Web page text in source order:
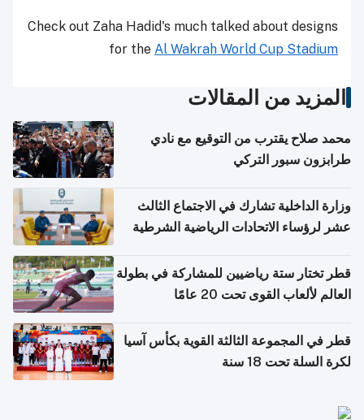
Check out Zaha Hadid's much talked about designs
for the Al Wakrah World Cup Stadium
المزيد من المقالات
محمد صلاح يقترب من التوقيع مع نادي
طرابزون سبور التركي
وزارة الداخلية تشارك في الاجتماع الثالث
عشر لرؤساء الاتحادات الرياضية الشرطية
قطر تختار ستة رياضيين للمشاركة في بطولة
العالم لألعاب القوى تحت 20 عامًا
قطر في المجموعة الثالثة القوية بكأس آسيا
لكرة السلة تحت 18 سنة